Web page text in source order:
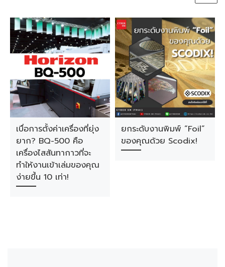
เบื่อการตั้งค่าเครื่องที่ยุ่ง
ยาก? BQ-500 คือ
เครื่องไสสันทากาวที่จะ
ทำให้งานเข้าเล่มของคุณ
ง่ายขึ้น 10 เท่า!
ยกระดับงานพิมพ์ “Foil”
ของคุณด้วย Scodix!